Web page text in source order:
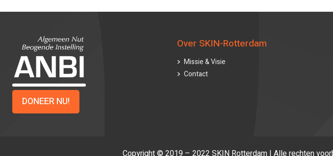
DONEER NU!
Over SKIN-Rotterdam
Missie & Visie
Contact
Copyright © 2019 – 2022 SKIN Rotterdam | Alle rechten